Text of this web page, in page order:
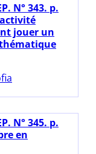
N° 343. p.
jouer un
N° 345. p.
en